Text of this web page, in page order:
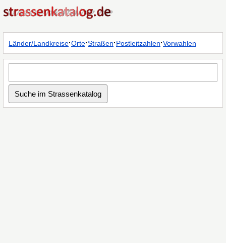
Länder/Landkreise·Orte·Straßen·Postleitzahlen·Vorwahlen